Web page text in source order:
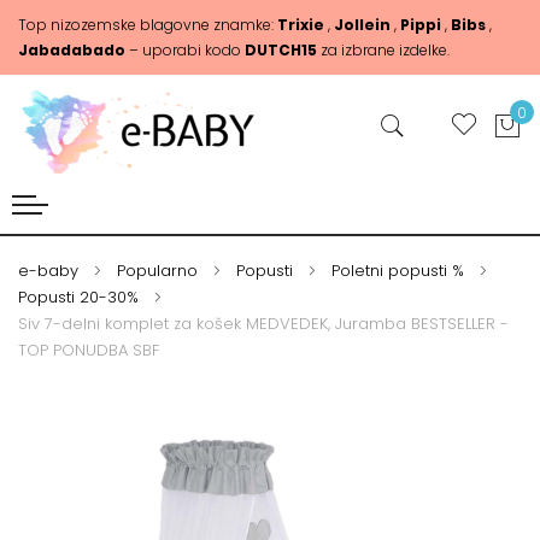
Top nizozemske blagovne znamke: Trixie , Jollein , Pippi, Bibs,
Jabadabado – uporabi kodo DUTCH15 za izbrane izdelke.
0
e-baby Popularno Popusti
Poletni popusti %
Popusti 20-30%
Siv 7-delni komplet za košek MEDVEDEK, Juramba BESTSELLER -
TOP PONUDBA SBF